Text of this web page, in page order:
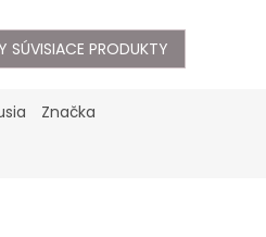
SÚVISIACE PRODUKTY
Značka